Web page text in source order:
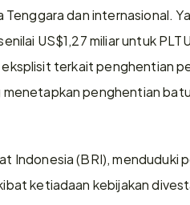
dan internasional.
US$1,27 miliar untuk
eksplisit terkait penghentian
penghentian
Indonesia (BRI), menduduki
ketiadaan kebijakan